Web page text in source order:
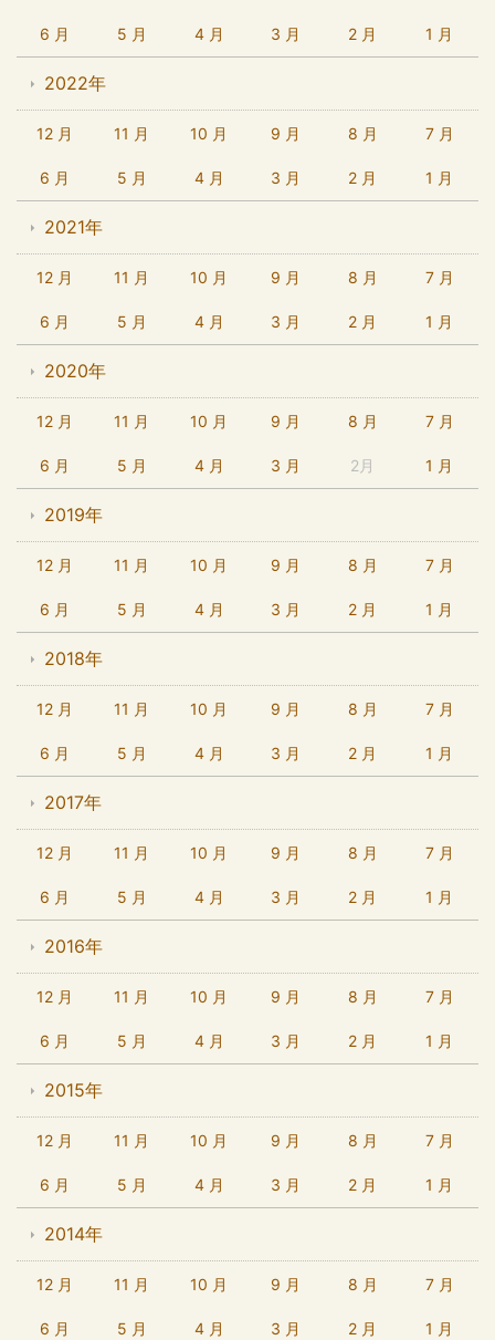
6 月 5 月 4 月 3 月 2 月 1 月
2022年
12 月 11 月 10 月 9 月 8 月 7 月
6 月 5 月 4 月 3 月 2 月 1 月
2021年
12 月 11 月 10 月 9 月 8 月 7 月
6 月 5 月 4 月 3 月 2 月 1 月
2020年
12 月 11 月 10 月 9 月 8 月 7 月
6 月 5 月 4 月 3 月 2月 1 月
2019年
12 月 11 月 10 月 9 月 8 月 7 月
6 月 5 月 4 月 3 月 2 月 1 月
2018年
12 月 11 月 10 月 9 月 8 月 7 月
6 月 5 月 4 月 3 月 2 月 1 月
2017年
12 月 11 月 10 月 9 月 8 月 7 月
6 月 5 月 4 月 3 月 2 月 1 月
2016年
12 月 11 月 10 月 9 月 8 月 7 月
6 月 5 月 4 月 3 月 2 月 1 月
2015年
12 月 11 月 10 月 9 月 8 月 7 月
6 月 5 月 4 月 3 月 2 月 1 月
2014年
12 月 11 月 10 月 9 月 8 月 7 月
6 月 5 月 4 月 3 月 2 月 1 月